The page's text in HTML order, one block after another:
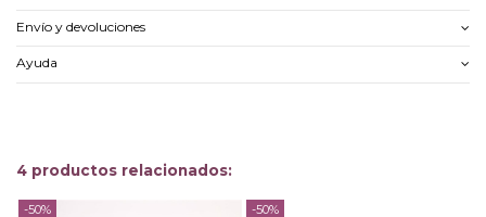
Envío y devoluciones
Ayuda
4 productos relacionados:
-50% -50%